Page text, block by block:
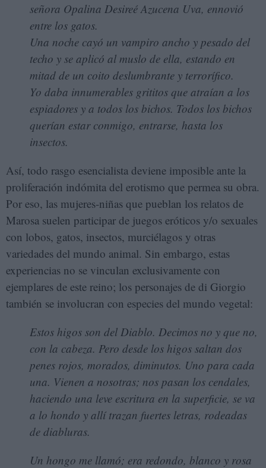
señora Opalina Desireé Azucena Uva, ennovió
entre los gatos.
Una noche cayó un vampiro ancho y pesado del
techo y se aplicó al muslo de ella, estando en
mitad de un coito deslumbrante y terrorífico.
Yo daba innumerables grititos que atraían a los
espiadores y a todos los bichos. Todos los bichos
querían estar conmigo, entrarse, hasta los
insectos.
Así, todo rasgo esencialista deviene imposible ante la
proliferación indómita del erotismo que permea su obra.
Por eso, las mujeres-niñas que pueblan los relatos de
Marosa suelen participar de juegos eróticos y/o sexuales
con lobos, gatos, insectos, murciélagos y otras
variedades del mundo animal. Sin embargo, estas
experiencias no se vinculan exclusivamente con
ejemplares de este reino; los personajes de di Giorgio
también se involucran con especies del mundo vegetal:
Estos higos son del Diablo. Decimos no y que no,
con la cabeza. Pero desde los higos saltan dos
penes rojos, morados, diminutos. Uno para cada
una. Vienen a nosotras; nos pasan los cendales,
haciendo una leve escritura en la superficie, se va
a lo hondo y allí trazan fuertes letras, rodeadas
de diabluras.
Un hongo me llamó; era redondo, blanco y rosa